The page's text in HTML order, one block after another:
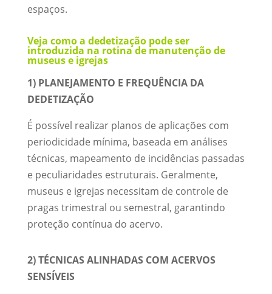
espaços.
Veja como a dedetização pode ser
introduzida na rotina de manutenção de
museus e igrejas
1) PLANEJAMENTO E FREQUÊNCIA DA
DEDETIZAÇÃO
É possível realizar planos de aplicações com
periodicidade mínima, baseada em análises
técnicas, mapeamento de incidências passadas
e peculiaridades estruturais. Geralmente,
museus e igrejas necessitam de controle de
pragas trimestral ou semestral, garantindo
proteção contínua do acervo.
2) TÉCNICAS ALINHADAS COM ACERVOS
SENSÍVEIS